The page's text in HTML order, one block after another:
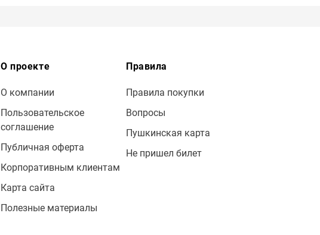
О проекте
О компании
Пользовательское
соглашение
Публичная оферта
Корпоративным клиентам
Карта сайта
Полезные материалы
Правила
Правила покупки
Вопросы
Пушкинская карта
Не пришел билет